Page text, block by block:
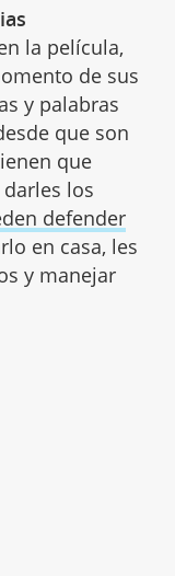
la película,
de sus
y palabras
que son
que
los
defender
en casa, les
y manejar